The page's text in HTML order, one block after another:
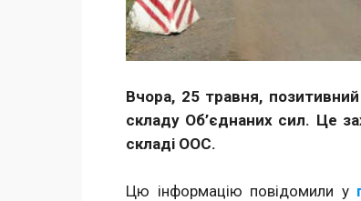
Вчора, 25 травня,
складу Об’єднаних сил. Це
складі ООС.
Цю інформацію повідомили у